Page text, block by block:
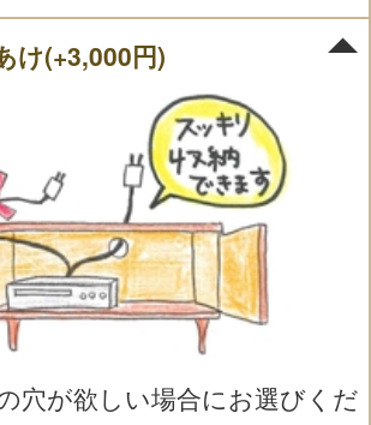
け(+3,000円)
穴が欲しい場合にお選びくだ